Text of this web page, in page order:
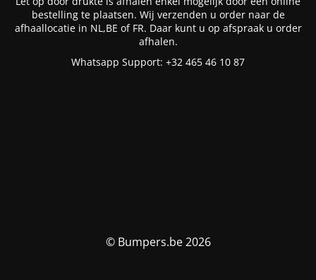
bestelling te plaatsen. Wij verzenden u order naar de
afhaallocatie in NL,BE of FR. Daar kunt u op afspraak u order
afhalen.
Whatsapp Support: +32 465 46 10 87
© Bumpers.be 2026